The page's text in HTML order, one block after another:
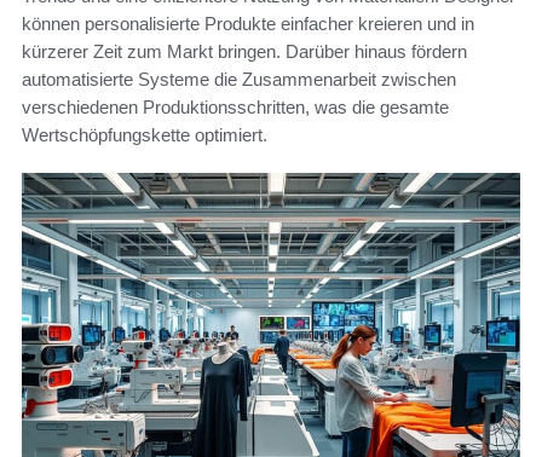
können personalisierte Produkte einfacher kreieren und in
kürzerer Zeit zum Markt bringen. Darüber hinaus fördern
automatisierte Systeme die Zusammenarbeit zwischen
verschiedenen Produktionsschritten, was die gesamte
Wertschöpfungskette optimiert.